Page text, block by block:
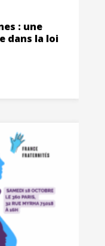
: une
dans la loi